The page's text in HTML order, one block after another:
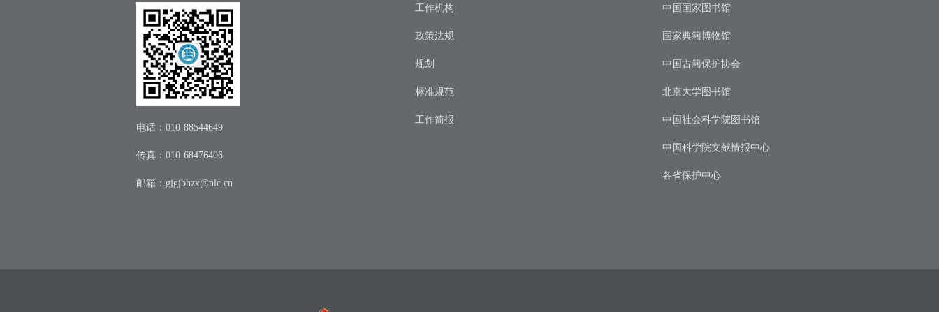
电话：010-88544649
传真：010-68476406
邮箱： gjgjbhzx@nlc.cn
工作机构
政策法规
规划
标准规范
工作简报
中国国家图书馆
国家典籍博物馆
中国古籍保护协会
北京大学图书馆
中国社会科学院图书馆
中国科学院文献情报中心
各省保护中心